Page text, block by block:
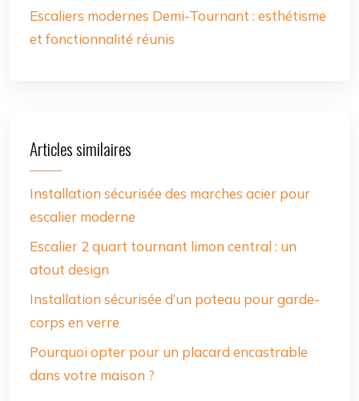
Escaliers modernes Demi-Tournant : esthétisme
et fonctionnalité réunis
Articles similaires
Installation sécurisée des marches acier pour
escalier moderne
Escalier 2 quart tournant limon central : un
atout design
Installation sécurisée d’un poteau pour garde-
corps en verre
Pourquoi opter pour un placard encastrable
dans votre maison ?